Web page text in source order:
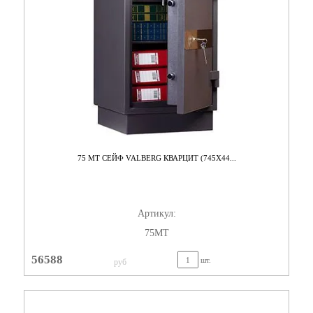
75 МТ СЕЙФ VALBERG КВАРЦИТ (745X44...
Артикул:
75МТ
56588 руб шт.